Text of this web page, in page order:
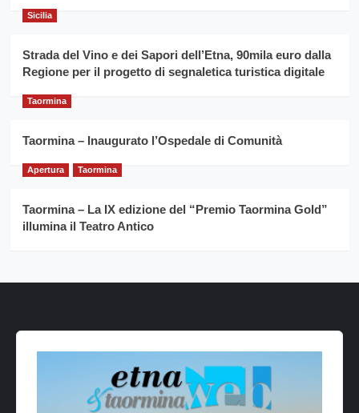
Sicilia
Strada del Vino e dei Sapori dell’Etna, 90mila euro dalla
Regione per il progetto di segnaletica turistica digitale
Taormina
Taormina – Inaugurato l’Ospedale di Comunità
Apertura Taormina
Taormina – La IX edizione del “Premio Taormina Gold”
illumina il Teatro Antico